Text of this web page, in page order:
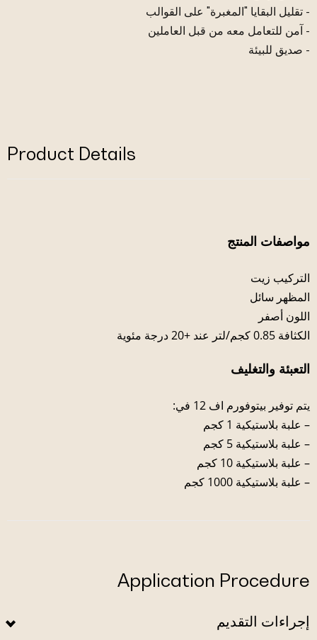
- تقليل البقايا "المغبرة" على القوالب
- آمن للتعامل معه من قبل العاملين
- صديق للبيئة
Product Details
مواصفات المنتج
التركيب زيت
المظهر سائل
اللون أصفر
الكثافة 0.85 كجم/لتر عند +20 درجة مئوية
التعبئة والتغليف
يتم توفير بيتوفورم اف 12 في:
– علبة بلاستيكية 1 كجم
– علبة بلاستيكية 5 كجم
– علبة بلاستيكية 10 كجم
– علبة بلاستيكية 1000 كجم
Application Procedure
إجراءات التقديم